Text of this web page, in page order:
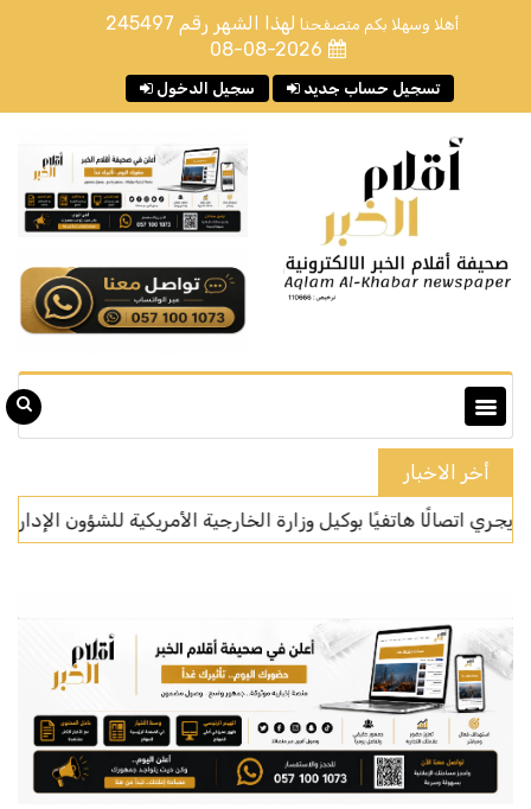
أهلا وسهلا بكم متصفحنا لهذا الشهر رقم 245497
08-08-2026
سجيل الدخول تسجيل حساب جديد
أخر الاخبار
هاتفيًا بوكيل وزارة الخارجية الأمريكية للشؤون الإدارية